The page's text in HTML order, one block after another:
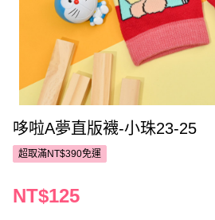
哆啦A夢直版襪-小珠23-25
超取滿NT$390免運
NT$125